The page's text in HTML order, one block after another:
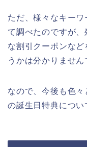
ただ、様々なキー
て調べたのですが
な割引クーポンな
うかは分かりません
なので、今後も色
の誕生日特典につ